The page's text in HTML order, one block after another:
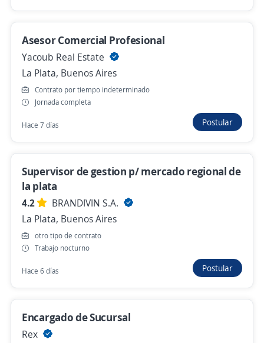
Preventista/Vendedor de Ruta (Req 211476)
– Permanente
4,3
ManpowerGroup
Arrecifes, Buenos Aires
Hace 2 horas
asesor tecnico comercial (region Mar del
Plata)
Mar del Plata, Buenos Aires
Presencial y remoto
Hace 3 horas
Hace 3 horas
Asesor Comercial Profesional
Yacoub Real Estate
La Plata, Buenos Aires
Contrato por tiempo indeterminado
Jornada completa
Hace 7 días Postular
Supervisor de gestion p/ mercado regional de
la plata
4.2
BRANDIVIN S.A.
La Plata, Buenos Aires
otro tipo de contrato
Trabajo nocturno
Hace 6 días Postular
Encargado de Sucursal
Rex